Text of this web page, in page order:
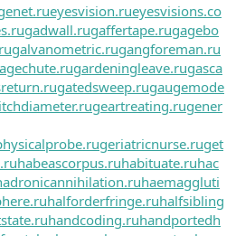
eyesvision.rueyesvisions.co
gadwall.rugaffertape.rugagebo
galvanometric.rugangforeman.ru
gardeningleave.rugasca
gatedsweep.rugaugemode
geartreating.rugener
geriatricnurse.ruget
habeascorpus.ruhabituate.ruhac
haemaggluti
halforderfringe.ruhalfsibling
handcoding.ruhandportedh